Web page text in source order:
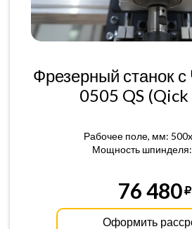
Фрезерный станок
0505 QS
Рабочее поле, мм:
Мощность шпинделя:
76 480
Оформить